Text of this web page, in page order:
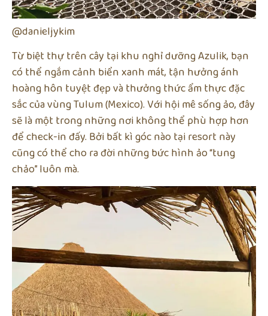
@danieljykim
Từ biệt thự trên cây tại khu nghỉ dưỡng Azulik, bạn
có thể ngắm cảnh biển xanh mát, tận hưởng ánh
hoàng hôn tuyệt đẹp và thưởng thức ẩm thực đặc
sắc của vùng Tulum (Mexico). Với hội mê sống ảo, đây
sẽ là một trong những nơi không thể phù hợp hơn
để check-in đấy. Bởi bất kì góc nào tại resort này
cũng có thể cho ra đời những bức hình ảo “tung
chảo” luôn mà.